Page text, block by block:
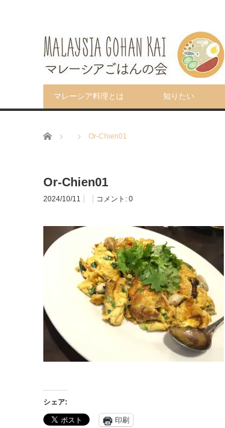
マレーシア料理とは 知りたい
ホーム Or-Chien01
Or-Chien01
2024/10/11 コメント: 0
シェア:
印刷